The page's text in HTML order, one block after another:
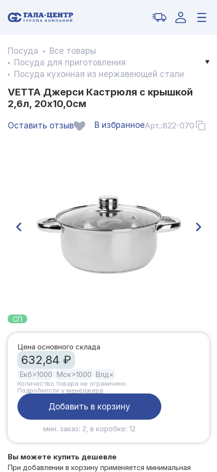
Посуда
Все товары
Посуда для приготовления
Посуда кухонная из нержавеющей стали
VETTA Джерси Кастрюля с крышкой
2,6л, 20х10,0см
Оставить отзыв В избранноеАрт.:822-070
СП
Цена основного склада
632,84 ₽
Екб>1000 Мск>1000 Влд ×
Количество товара не ограничено.
Подробности у менеджера.
Добавить в корзину
мин. заказ: 2, в коробке: 12
Вы можете купить дешевле
При добавлении в корзину применяется минимальная